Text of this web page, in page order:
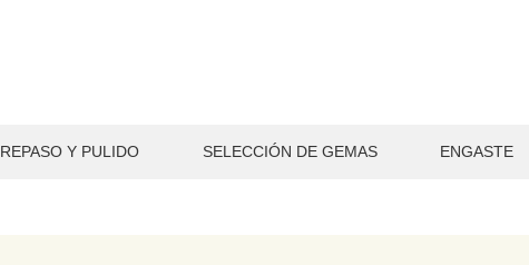
REPASO Y PULIDO SELECCIÓN DE GEMAS ENGASTE